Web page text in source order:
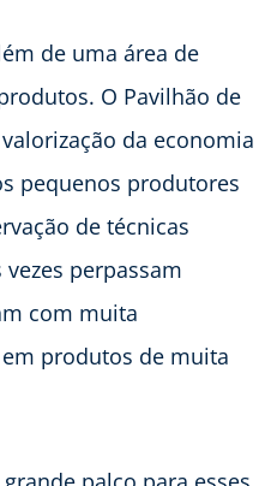
de uma área de
O Pavilhão de
da economia
pequenos produtores
de técnicas
perpassam
com muita
produtos de muita